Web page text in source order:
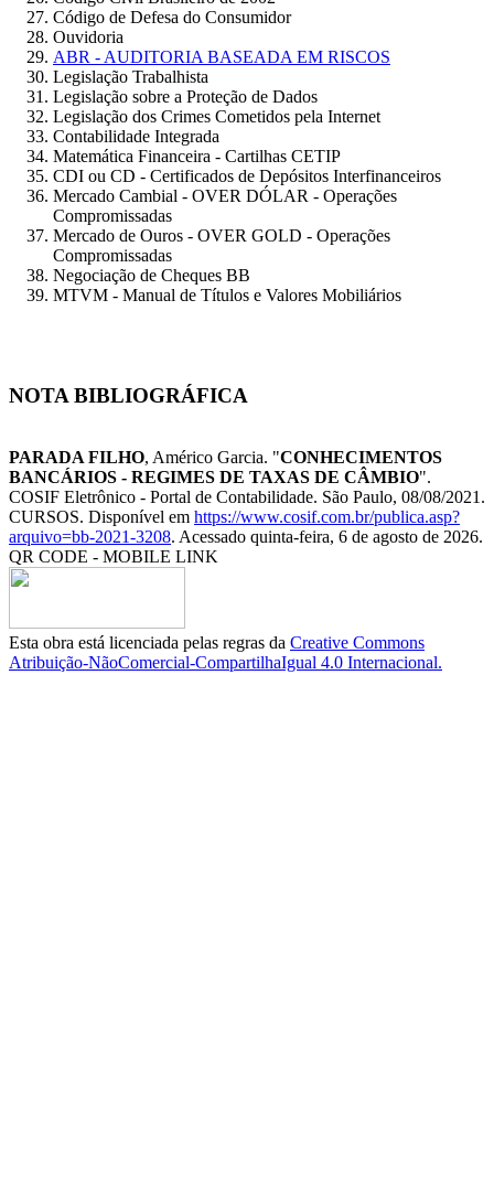
Código de Defesa do Consumidor
Ouvidoria
ABR - AUDITORIA BASEADA EM RISCOS
Legislação Trabalhista
Legislação sobre a Proteção de Dados
Legislação dos Crimes Cometidos pela Internet
Contabilidade Integrada
Matemática Financeira - Cartilhas CETIP
CDI ou CD - Certificados de Depósitos Interfinanceiros
Mercado Cambial - OVER DÓLAR - Operações
Compromissadas
Mercado de Ouros - OVER GOLD - Operações
Compromissadas
Negociação de Cheques BB
MTVM - Manual de Títulos e Valores Mobiliários
NOTA BIBLIOGRÁFICA
PARADA FILHO, Américo Garcia. "CONHECIMENTOS
BANCÁRIOS - REGIMES DE TAXAS DE CÂMBIO".
COSIF Eletrônico - Portal de Contabilidade. São Paulo, 08/08/2021.
CURSOS. Disponível em https://www.cosif.com.br/publica.asp?
arquivo=bb-2021-3208. Acessado quinta-feira, 6 de agosto de 2026.
QR CODE - MOBILE LINK
Esta obra está licenciada pelas regras da Creative Commons
Atribuição-NãoComercial-CompartilhaIgual 4.0 Internacional.